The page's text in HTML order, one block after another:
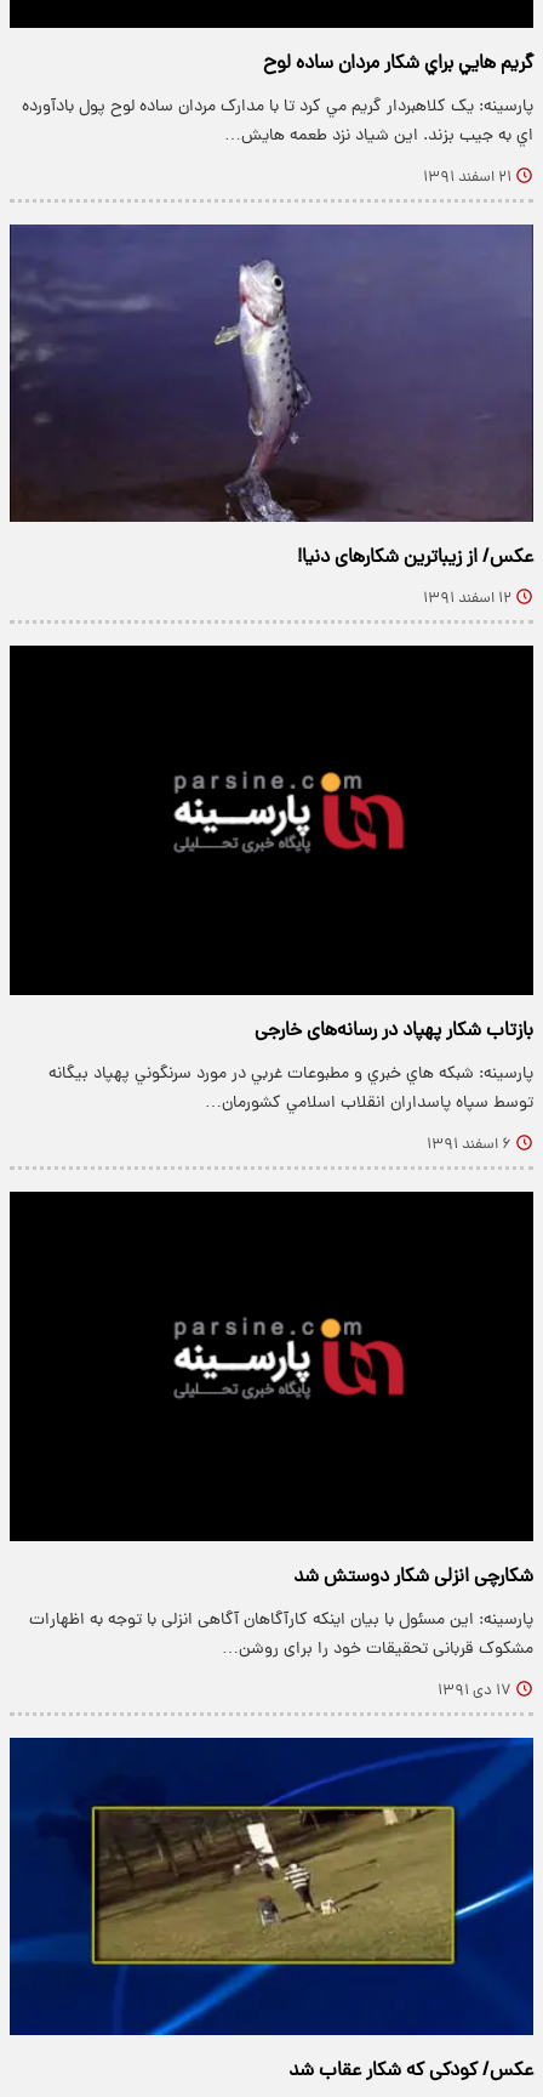
گريم هايي براي شكار مردان ساده لوح
پارسینه: يک کلاهبردار گريم مي کرد تا با مدارک مردان ساده لوح پول بادآورده
اي به جيب بزند. اين شياد نزد طعمه هايش…
۲۱ اسفند ۱۳۹۱
عکس/ از زیباترین شکارهای دنیا!
۱۲ اسفند ۱۳۹۱
بازتاب شکار پهپاد در رسانه‌های خارجی
پارسینه: شبكه هاي خبري و مطبوعات غربي در مورد سرنگوني پهپاد بيگانه
توسط سپاه پاسداران انقلاب اسلامي كشورمان…
۶ اسفند ۱۳۹۱
شکارچی انزلی شکار دوستش شد
پارسینه: این مسئول با بیان اینکه کارآگاهان آگاهی انزلی با توجه به اظهارات
مشکوک قربانی تحقیقات خود را برای روشن…
۱۷ دی ۱۳۹۱
عکس/ کودکی که شکار عقاب شد